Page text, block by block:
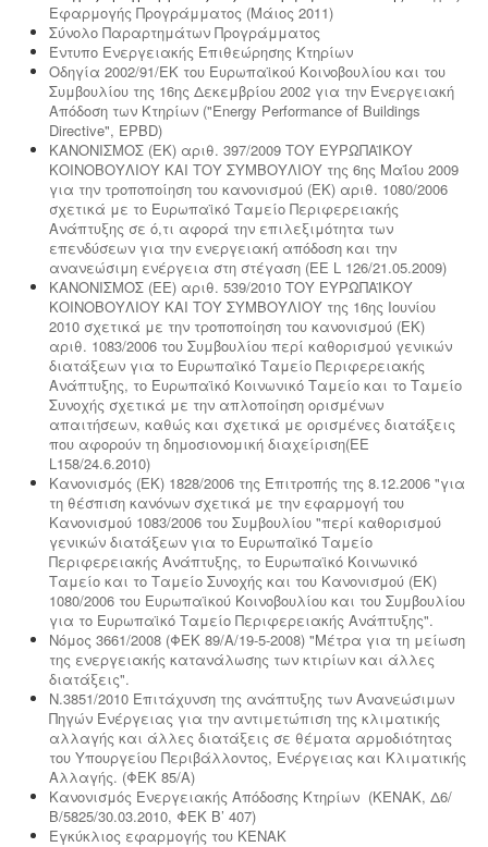
Ερωτηματολόγιο ΕΟΦ για καλλυντικά - .Ο
σχεδιασμός και η λειτουργία ενός εργαστηρίου ή
βιομηχανίας καλλυντικών υπάγεται στο πρότυπο GMP
Καλής Παρασκευαστικής Πρακτικής και ρυθμίζεται από
τον Ευρωπαϊκό Κανονισμό 1223/2009.
Εφαρμογής Προγράμματος (Μάιος 2011)
Σύνολο Παραρτημάτων Προγράμματος
Έντυπο Ενεργειακής Επιθεώρησης Κτηρίων
Οδηγία 2002/91/ΕΚ του Ευρωπαϊκού Κοινοβουλίου και του
Συμβουλίου της 16ης Δεκεμβρίου 2002 για την Ενεργειακή
Απόδοση των Κτηρίων ("Energy Performance of Buildings
Directive", EPBD)
ΚΑΝΟΝΙΣΜΟΣ (ΕΚ) αριθ. 397/2009 ΤΟΥ ΕΥΡΩΠΑΪΚΟΥ
ΚΟΙΝΟΒΟΥΛΙΟΥ ΚΑΙ ΤΟΥ ΣΥΜΒΟΥΛΙΟΥ της 6ης Μαΐου 2009
για την τροποποίηση του κανονισμού (ΕΚ) αριθ. 1080/2006
σχετικά με το Ευρωπαϊκό Ταμείο Περιφερειακής
Ανάπτυξης σε ό,τι αφορά την επιλεξιμότητα των
επενδύσεων για την ενεργειακή απόδοση και την
ανανεώσιμη ενέργεια στη στέγαση (EE L 126/21.05.2009)
ΚΑΝΟΝΙΣΜΟΣ (ΕΕ) αριθ. 539/2010 ΤΟΥ ΕΥΡΩΠΑΪΚΟΥ
ΚΟΙΝΟΒΟΥΛΙΟΥ ΚΑΙ ΤΟΥ ΣΥΜΒΟΥΛΙΟΥ της 16ης Ιουνίου
2010 σχετικά με την τροποποίηση του κανονισμού (ΕΚ)
αριθ. 1083/2006 του Συμβουλίου περί καθορισμού γενικών
διατάξεων για το Ευρωπαϊκό Ταμείο Περιφερειακής
Ανάπτυξης, το Ευρωπαϊκό Κοινωνικό Ταμείο και το Ταμείο
Συνοχής σχετικά με την απλοποίηση ορισμένων
απαιτήσεων, καθώς και σχετικά με ορισμένες διατάξεις
που αφορούν τη δημοσιονομική διαχείριση(ΕΕ
L158/24.6.2010)
Κανονισμός (ΕΚ) 1828/2006 της Επιτροπής της 8.12.2006 "για
τη θέσπιση κανόνων σχετικά με την εφαρμογή του
Κανονισμού 1083/2006 του Συμβουλίου "περί καθορισμού
γενικών διατάξεων για το Ευρωπαϊκό Ταμείο
Περιφερειακής Ανάπτυξης, το Ευρωπαϊκό Κοινωνικό
Ταμείο και το Ταμείο Συνοχής και του Κανονισμού (ΕΚ)
1080/2006 του Ευρωπαϊκού Κοινοβουλίου και του Συμβουλίου
για το Ευρωπαϊκό Ταμείο Περιφερειακής Ανάπτυξης".
Νόμος 3661/2008 (ΦΕΚ 89/Α/19-5-2008) "Μέτρα για τη μείωση
της ενεργειακής κατανάλωσης των κτιρίων και άλλες
διατάξεις".
Ν.3851/2010 Επιτάχυνση της ανάπτυξης των Ανανεώσιμων
Πηγών Ενέργειας για την αντιμετώπιση της κλιματικής
αλλαγής και άλλες διατάξεις σε θέματα αρμοδιότητας
του Υπουργείου Περιβάλλοντος, Ενέργειας και Κλιματικής
Αλλαγής. (ΦΕΚ 85/Α)
Κανονισμός Ενεργειακής Απόδοσης Κτηρίων (KENAK, Δ6/
Β/5825/30.03.2010, ΦΕΚ Β’ 407)
Εγκύκλιος εφαρμογής του ΚΕΝΑΚ